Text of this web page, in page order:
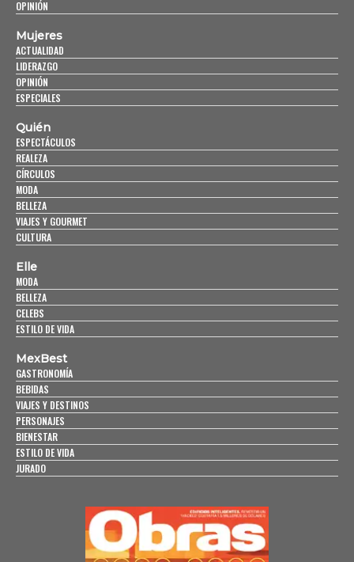
OPINIÓN
Mujeres
ACTUALIDAD
LIDERAZGO
OPINIÓN
ESPECIALES
Quién
ESPECTÁCULOS
REALEZA
CÍRCULOS
MODA
BELLEZA
VIAJES Y GOURMET
CULTURA
Elle
MODA
BELLEZA
CELEBS
ESTILO DE VIDA
MexBest
GASTRONOMÍA
BEBIDAS
VIAJES Y DESTINOS
PERSONAJES
BIENESTAR
ESTILO DE VIDA
JURADO